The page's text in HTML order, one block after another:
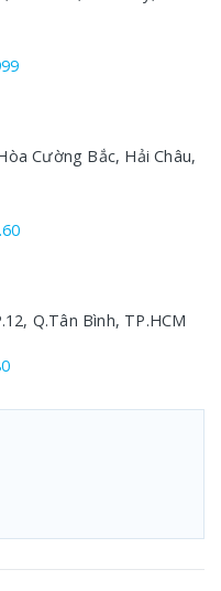
Cường Bắc, Hải Châu,
Q.Tân Bình, TP.HCM